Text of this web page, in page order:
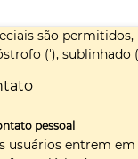
são
('), sublinhado
pessoal
usuários entrem